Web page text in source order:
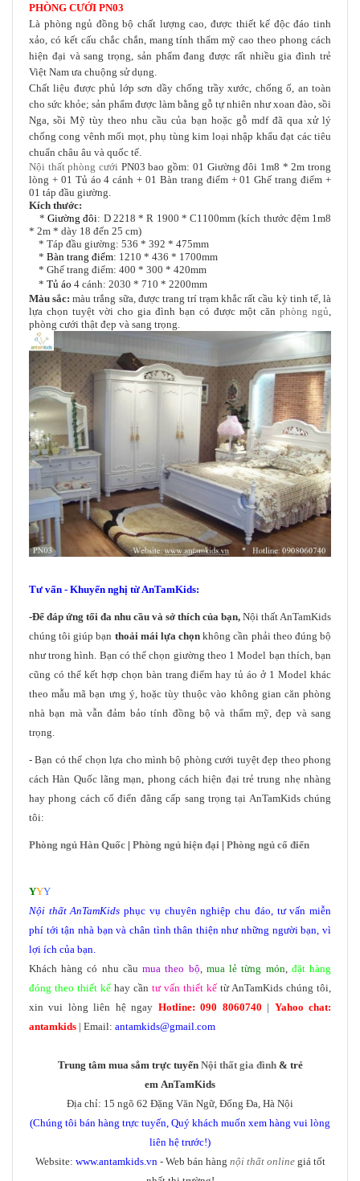
PHÒNG CƯỚI PN03
Là phòng ngủ đồng bộ chất lượng cao, được thiết kế độc đáo tinh
xảo, có kết cấu chắc chắn, mang tính thẩm mỹ cao theo phong cách
hiện đại và sang trọng, sản phẩm đang được rất nhiều gia đình trẻ
Việt Nam ưa chuộng sử dụng.
Chất liệu được phủ lớp sơn dầy chống trầy xước, chống ố, an toàn
cho sức khỏe; sản phẩm được làm bằng gỗ tự nhiên như xoan đào, sồi
Nga, sồi Mỹ tùy theo nhu cầu của bạn hoặc gỗ mdf đã qua xử lý
chống cong vênh mối mọt,phụ tùng kim loại nhập khẩu đạt các tiêu
chuẩn châu âu và quốc tế.
Nội thất phòng cưới PN03 bao gồm: 01 Giường đôi 1m8 * 2m trong
lòng + 01 Tủ áo 4 cánh + 01 Bàn trang điểm + 01 Ghế trang điểm +
01 táp đầu giường.
Kích thước:
*Giường đôi: D 2218 * R 1900 * C1100mm (kích thước đệm 1m8
* 2m * dày 18 đến 25 cm)
* Táp đầu giường: 536 * 392 * 475mm
* Bàn trang điểm: 1210 * 436 * 1700mm
* Ghế trang điểm: 400 * 300 * 420mm
* Tủ áo 4 cánh: 2030 * 710 * 2200mm
Màu sắc: màu trắng sữa, được trang trí trạm khắc rất cầu kỳ tinh tế, là
lựa chọn tuyệt vời cho gia đình bạn có được một căn phòng ngủ
phòng cưới thật đẹp và sang trọng.
Tư vấn - Khuyến nghị từ AnTamKids:
-Để đáp ứng tối đa nhu cầu và sở thích của bạn, Nội thất AnTamKids
chúng tôi giúp bạn thoải mái lựa chọnkhông cần phải theo đúng bộ
như trong hình. Bạn có thể chọn giường theo 1 Model bạn thích, bạn
cũng có thể kết hợp chọn bàn trang điểm hay tủ áo ở 1 Model khác
theo mẫu mã bạn ưng ý, hoặc tùy thuộc vào không gian căn phòng
nhà bạn mà vẫn đảm bảo tính đồng bộ và thẩm mỹ, đẹp và sang
trọng.
- Bạn có thể chọn lựa cho mình bộ phòng cưới tuyệt đẹp theo phong
cách Hàn Quốc lãng mạn, phong cách hiện đại trẻ trung nhẹ nhàng
hay phong cách cổ điển đẳng cấp sang trọng tại AnTamKids chúng
tôi:
Phòng ngủ Hàn Quốc | Phòng ngủ hiện đại | Phòng ngủ cổ điển
YYY
Nội thấtAnTamKids phục vụ chuyên nghiệp chu đáo, tư vấn miễn
phí tới tận nhà bạn và chân tình thân thiện như những người bạn, vì
lợi ích của bạn.
Khách hàng có nhu cầumua theo bộ, mua lẻ từng món, đặt hàng
đóng theo thiết kế hay cần tư vấn thiết kế từ AnTamKids chúng tôi,
xin vui lòng liên hệ ngay Hotline: 090 8060740 | Yahoo chat:
antamkids | Email: antamkids@gmail.com
Trung tâm mua sắm trực tuyến Nội thất gia đình& trẻ
em AnTamKids
Địa chỉ: 15 ngõ 62 Đặng Văn Ngữ, Đống Đa, Hà Nội
(Chúng tôi bán hàng trực tuyến, Quý khách muốn xem hàng vui lòng
liên hệ trước!)
Website: www.antamkids.vn- Web bán hàng nội thất onlinegiá tốt